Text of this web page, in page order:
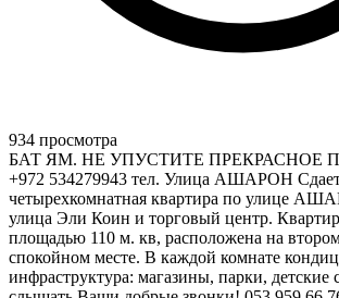
934 просмотра
БАТ ЯМ. НЕ УПУСТИТЕ ПРЕКРАСНОЕ
+972 534279943 тел. Улица АШАРОН
четырехкомнатная квартира по улице
улица Эли Коин и торговый центр.
площадью 110 м. кв, расположена на
спокойном месте. В каждой комнате
инфраструктура: магазины, парки, детские